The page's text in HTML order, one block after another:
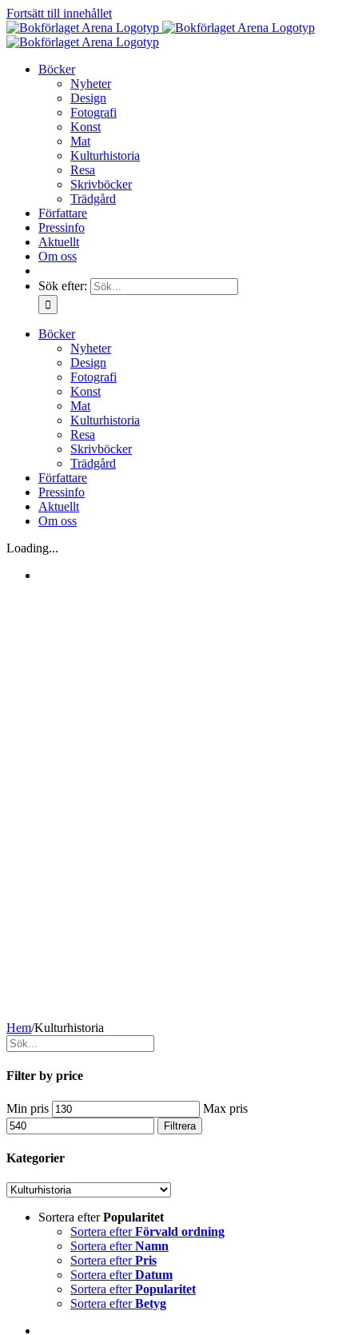
Fortsätt till innehållet
Böcker
Nyheter
Design
Fotografi
Konst
Mat
Kulturhistoria
Resa
Skrivböcker
Trädgård
Författare
Pressinfo
Aktuellt
Om oss
Sök efter:
Böcker
Nyheter
Design
Fotografi
Konst
Mat
Kulturhistoria
Resa
Skrivböcker
Trädgård
Författare
Pressinfo
Aktuellt
Om oss
Loading...
Hem/Kulturhistoria
Filter by price
Min pris Max pris
Filtrera
Kategorier
Sortera efterPopularitet
Sortera efterFörvald ordning
Sortera efterNamn
Sortera efterPris
Sortera efterDatum
Sortera efterPopularitet
Sortera efterBetyg